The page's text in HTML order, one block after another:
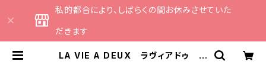
私的都合により、しばらくの間お休みさせていた
だきます
LA VIE A DEUX ラヴィアドゥ ラ